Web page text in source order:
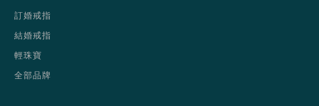
訂婚戒指
結婚戒指
輕珠寶
全部品牌